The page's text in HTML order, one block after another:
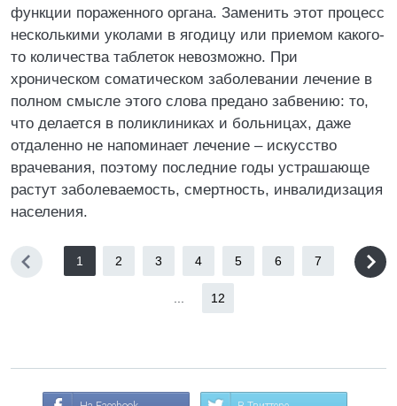
функции пораженного органа. Заменить этот процесс
несколькими уколами в ягодицу или приемом какого-
то количества таблеток невозможно. При
хроническом соматическом заболевании лечение в
полном смысле этого слова предано забвению: то,
что делается в поликлиниках и больницах, даже
отдаленно не напоминает лечение – искусство
врачевания, поэтому последние годы устрашающе
растут заболеваемость, смертность, инвалидизация
населения.
1 2 3 4 5 6 7
12